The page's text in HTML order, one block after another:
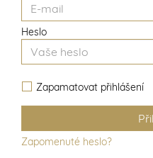
Heslo
Zapamatovat přihlášení
Zapomenuté heslo?